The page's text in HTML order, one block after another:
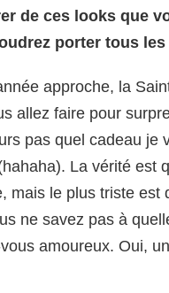
de ces looks que
porter tous
approche, la
allez faire pour
pas quel cadeau je
La vérité est
mais le plus triste est
ne savez pas à
amoureux. Oui,